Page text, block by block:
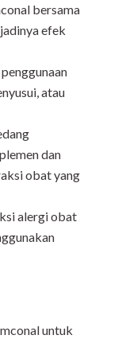
bersama
efek
atau
dan
obat yang
alergi obat
untuk